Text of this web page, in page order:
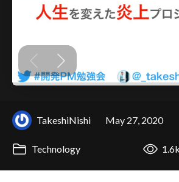
TakeshiNishi May 27, 2020
Technology 1.6k